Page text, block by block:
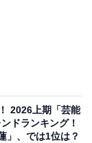
2026上期「芸能
ドランキング！
」、では1位は？